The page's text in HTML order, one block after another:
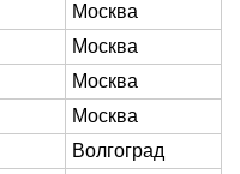
Москва
Москва
Москва
Москва
Волгоград